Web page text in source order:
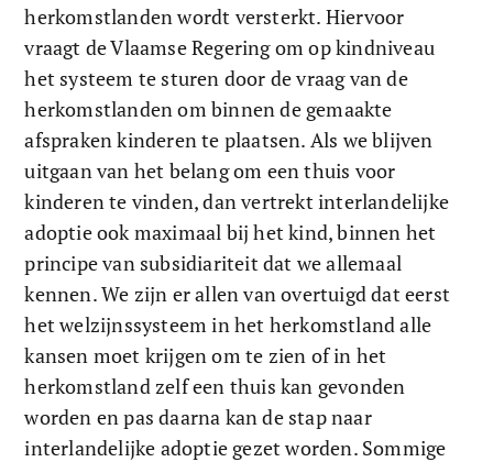
herkomstlanden wordt versterkt. Hiervoor
vraagt de Vlaamse Regering om op kindniveau
het systeem te sturen door de vraag van de
herkomstlanden om binnen de gemaakte
afspraken kinderen te plaatsen. Als we blijven
uitgaan van het belang om een thuis voor
kinderen te vinden, dan vertrekt interlandelijke
adoptie ook maximaal bij het kind, binnen het
principe van subsidiariteit dat we allemaal
kennen. We zijn er allen van overtuigd dat eerst
het welzijnssysteem in het herkomstland alle
kansen moet krijgen om te zien of in het
herkomstland zelf een thuis kan gevonden
worden en pas daarna kan de stap naar
interlandelijke adoptie gezet worden. Sommige